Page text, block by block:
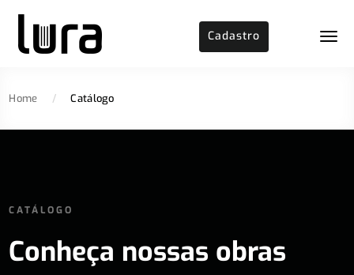
Cadastro
Home / Catálogo
CATÁLOGO
Conheça nossas obras